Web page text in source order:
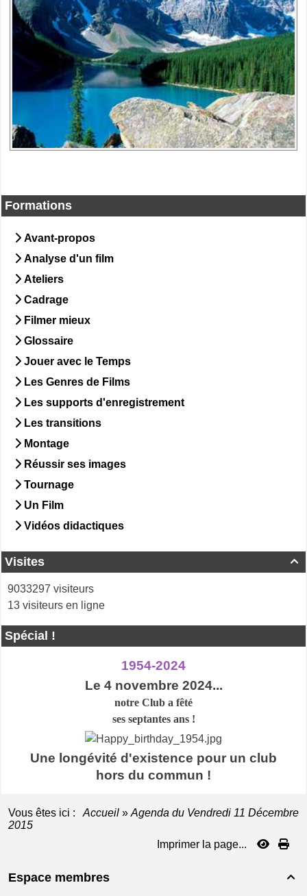
Formations
Avant-propos
Analyse d'un film
Ateliers
Cadrage
Filmer mieux
Glossaire
Jouer avec le Temps
Les Genres de Films
Les supports d'enregistrement
Les transitions
Montage
Réussir ses images
Tournage
Un Film
Vidéos didactiques

Visites
9033297 visiteurs
13 visiteurs en ligne
Spécial !
1954-2024
Le 4 novembre 2024...
notre Club a fêté
ses septantes ans !
Une longévité d'existence pour un club
hors du commun !
Vous êtes ici : Accueil » Agenda du Vendredi 11 Décembre
2015
Imprimer la page...

Espace membres